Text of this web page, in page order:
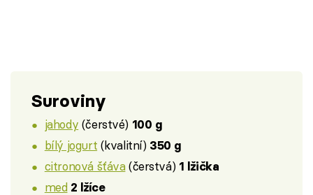
Suroviny
jahody (čerstvé) 100 g
bílý jogurt (kvalitní) 350 g
citronová šťáva(čerstvá) 1 lžička
med 2 lžíce